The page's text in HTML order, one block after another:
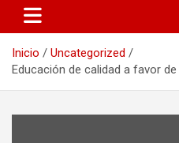
Inicio
Uncategorized
Educación de calidad a favor